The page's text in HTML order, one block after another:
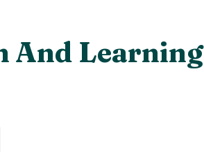
And Learning